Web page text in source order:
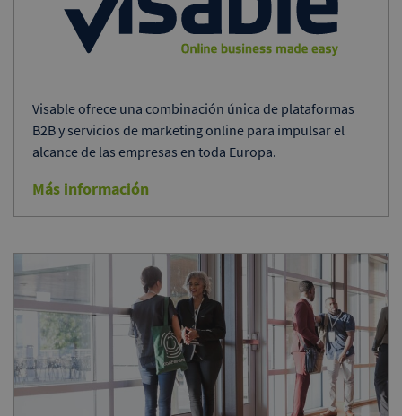
Visable ofrece una combinación única de plataformas
B2B y servicios de marketing online para impulsar el
alcance de las empresas en toda Europa.
Más información